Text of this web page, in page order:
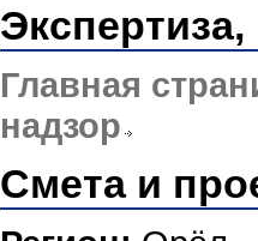
Главная
надзор
Смета и